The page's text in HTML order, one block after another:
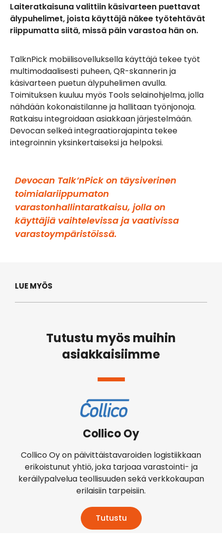
Laiteratkaisuna valittiin käsivarteen puettavat
älypuhelimet, joista käyttäjä näkee työtehtävät
riippumatta siitä, missä päin varastoa hän on.
TalknPick mobiilisovelluksella käyttäjä tekee työt
multimodaalisesti puheen, QR-skannerin ja
käsivarteen puetun älypuhelimen avulla.
Toimituksen kuuluu myös Tools selainohjelma, jolla
nähdään kokonaistilanne ja hallitaan työnjonoja.
Ratkaisu integroidaan asiakkaan järjestelmään.
Devocan selkeä integraatiorajapinta tekee
integroinnin yksinkertaiseksi ja helpoksi.
Devocan Talk’nPick on täysiverinen
toimialariippumaton
varastonhallintaratkaisu, jolla on
käyttäjiä vaihtelevissa ja vaativissa
varastoympäristöissä.
LUE MYÖS
Tutustu myös muihin
asiakkaisiimme
Collico Oy
Collico Oy on päivittäistavaroiden logistiikkaan
erikoistunut yhtiö, joka tarjoaa varastointi- ja
keräilypalvelua teollisuuden sekä verkkokaupan
erilaisiin tarpeisiin.
Tutustu